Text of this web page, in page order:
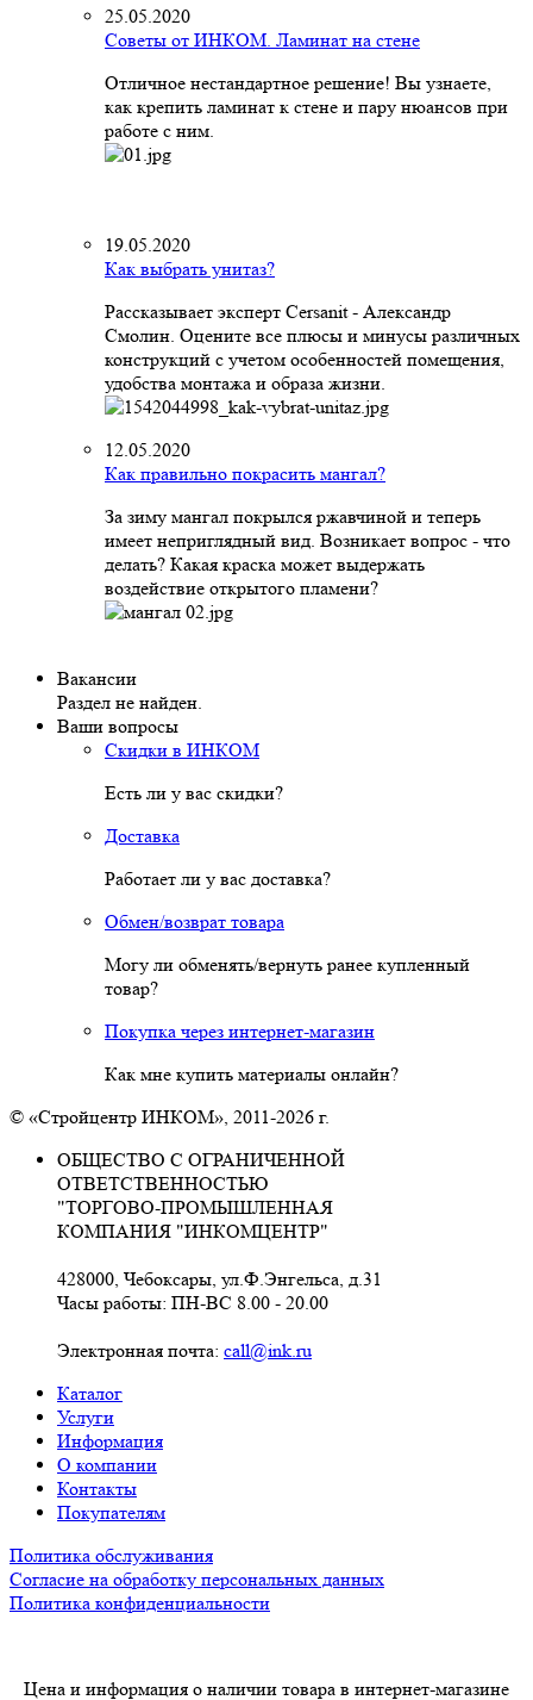
25.05.2020
Советы от ИНКОМ. Ламинат на стене
Отличное нестандартное решение! Вы узнаете,
как крепить ламинат к стене и пару нюансов при
работе с ним.
19.05.2020
Как выбрать унитаз?
Рассказывает эксперт Cersanit - Александр
Смолин. Оцените все плюсы и минусы различных
конструкций с учетом особенностей помещения,
удобства монтажа и образа жизни.
12.05.2020
Как правильно покрасить мангал?
За зиму мангал покрылся ржавчиной и теперь
имеет неприглядный вид. Возникает вопрос - что
делать? Какая краска может выдержать
воздействие открытого пламени?
Вакансии
Раздел не найден.
Ваши вопросы
Скидки в ИНКОМ
Есть ли у вас скидки?
Доставка
Работает ли у вас доставка?
Обмен/возврат товара
Могу ли обменять/вернуть ранее купленный
товар?
Покупка через интернет-магазин
Как мне купить материалы онлайн?
© «Стройцентр ИНКОМ», 2011-2026 г.
ОБЩЕСТВО С ОГРАНИЧЕННОЙ
ОТВЕТСТВЕННОСТЬЮ
"ТОРГОВО-ПРОМЫШЛЕННАЯ
КОМПАНИЯ "ИНКОМЦЕНТР"
428000, Чебоксары, ул.Ф.Энгельса, д.31
Часы работы: ПН-ВС 8.00 - 20.00
Электронная почта: call@ink.ru
Каталог
Услуги
Информация
О компании
Контакты
Покупателям
Политика обслуживания
Согласие на обработку персональных данных
Политика конфиденциальности
Цена и информация о наличии товара в интернет-магазине